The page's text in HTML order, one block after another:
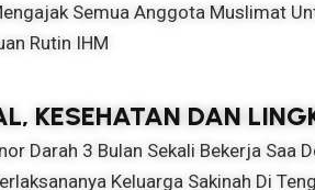
Semua Anggota Muslimat
Rutin IHM
KESEHATAN DAN
Darah 3 Bulan Sekali Bekerja Saa
Keluarga Sakinah Di